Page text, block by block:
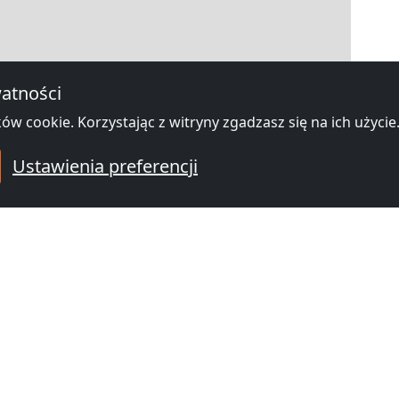
cookie. Korzystając z witryny zgadzasz się na ich użycie.
Ustawienia preferencji